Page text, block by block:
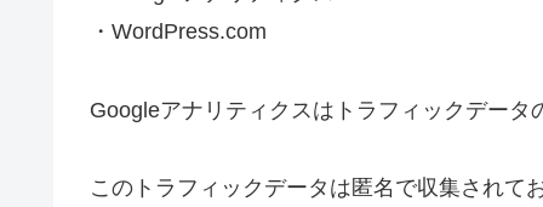
・WordPress.com
Googleアナリティクスはトラフィックデー
このトラフィックデータは匿名で収集されて